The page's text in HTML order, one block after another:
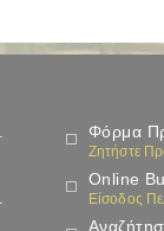
Φόρμα
Ζητήστε
Online
Είσοδος